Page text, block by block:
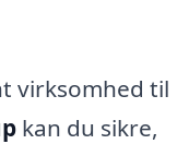
virksomhed til
kan du sikre,